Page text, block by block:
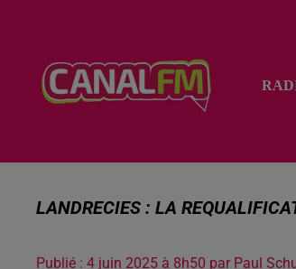
LANDRECIES : LA
Publié : 4 juin 2025 à 8h50 par Paul